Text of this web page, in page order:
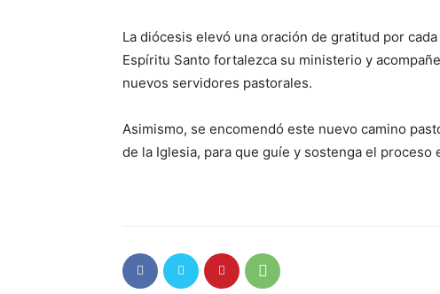
La diócesis elevó una oración de gratitud por
Espíritu Santo fortalezca su ministerio y
nuevos servidores pastorales.
Asimismo, se encomendó este nuevo camino
de la Iglesia, para que guíe y sostenga el proceso